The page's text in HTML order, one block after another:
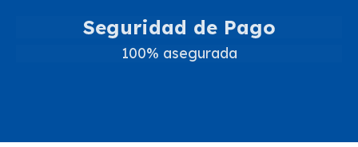
Seguridad de Pago
100% asegurada